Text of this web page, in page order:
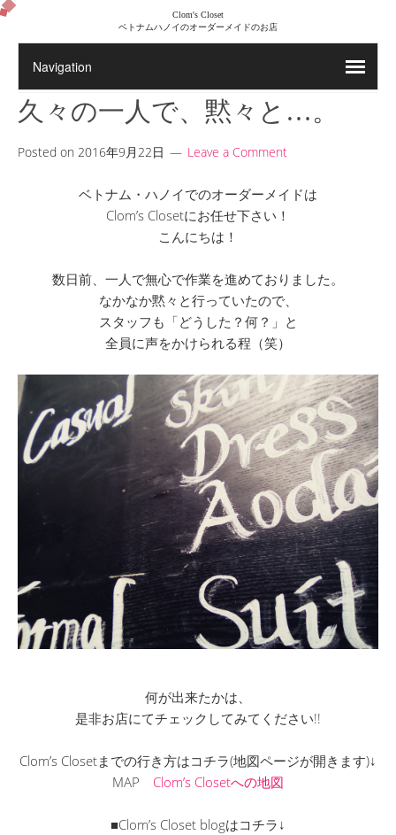
Clom's Closet
ベトナムハノイのオーダーメイドのお店
久々の一人で、黙々と…。
Posted on 2016年9月22日 Leave a Comment
ベトナム・ハノイでのオーダーメイドは
Clom’s Closetにお任せ下さい！
こんにちは！
数日前、一人で無心で作業を進めておりました。
なかなか黙々と行っていたので、
スタッフも「どうした？何？」と
全員に声をかけられる程（笑）
何が出来たかは、
是非お店にてチェックしてみてください!!
Clom’s Closetまでの行き方はコチラ(地図ページが開きます)↓
MAP Clom’s Closetへの地図
■Clom’s Closet blogはコチラ↓